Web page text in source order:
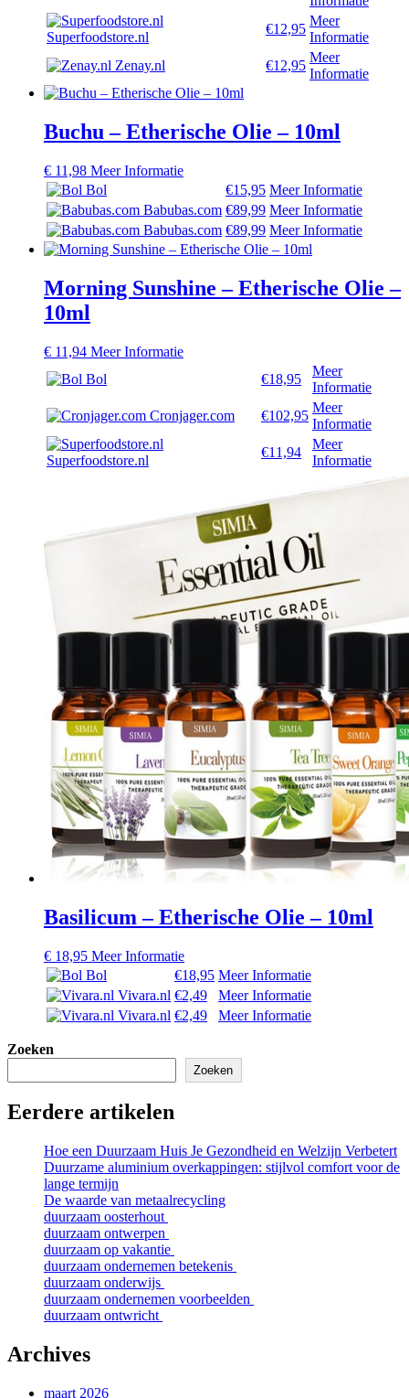
Superfoodstore.nl
€12,95
Meer
Informatie
Zenay.nl
€12,95
Meer
Informatie
Buchu – Etherische Olie – 10ml
€ 11,98 Meer Informatie
Bol
€15,95 Meer Informatie
Babubas.com €89,99 Meer Informatie
Babubas.com €89,99 Meer Informatie
Morning Sunshine – Etherische Olie –
10ml
€ 11,94 Meer Informatie
Bol
€18,95
Meer
Informatie
Cronjager.com
€102,95
Meer
Informatie
Superfoodstore.nl
€11,94
Meer
Informatie
Basilicum – Etherische Olie – 10ml
€ 18,95 Meer Informatie
Bol
€18,95 Meer Informatie
Vivara.nl €2,49
Meer Informatie
Vivara.nl €2,49 Meer Informatie
Zoeken
Zoeken
Eerdere artikelen
Hoe een Duurzaam Huis Je Gezondheid en Welzijn Verbetert
Duurzame aluminium overkappingen: stijlvol comfort voor de
lange termijn
De waarde van metaalrecycling
duurzaam oosterhout
duurzaam ontwerpen
duurzaam op vakantie
duurzaam ondernemen betekenis
duurzaam onderwijs
duurzaam ondernemen voorbeelden
duurzaam ontwricht
Archives
maart 2026